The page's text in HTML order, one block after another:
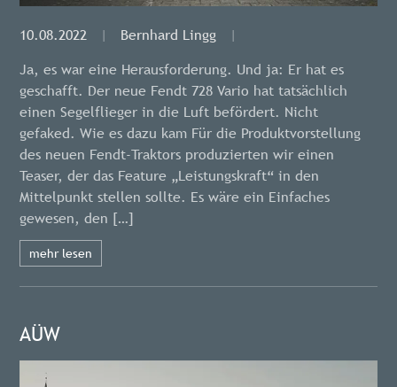
10.08.2022 | Bernhard Lingg |
Ja, es war eine Herausforderung. Und ja: Er hat es
geschafft. Der neue Fendt 728 Vario hat tatsächlich
einen Segelflieger in die Luft befördert. Nicht
gefaked. Wie es dazu kam Für die Produktvorstellung
des neuen Fendt-Traktors produzierten wir einen
Teaser, der das Feature „Leistungskraft“ in den
Mittelpunkt stellen sollte. Es wäre ein Einfaches
gewesen, den […]
mehr lesen
AÜW